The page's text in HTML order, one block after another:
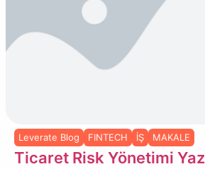
Leverate Blog FINTECH İŞ MAKALE
Ticaret Risk Yönetimi